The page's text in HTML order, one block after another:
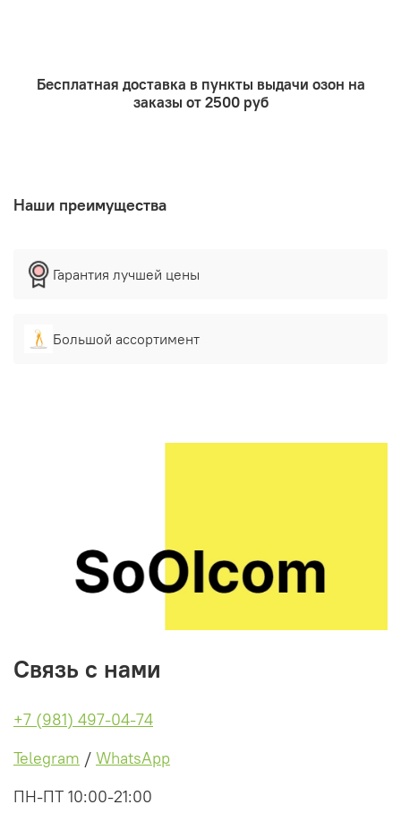
Бесплатная доставка в пункты выдачи озон на
заказы от 2500 руб
Наши преимущества
Гарантия лучшей цены
Большой ассортимент
Связь с нами
+7 (981) 497-04-74
Telegram / WhatsApp
ПН-ПТ 10:00-21:00